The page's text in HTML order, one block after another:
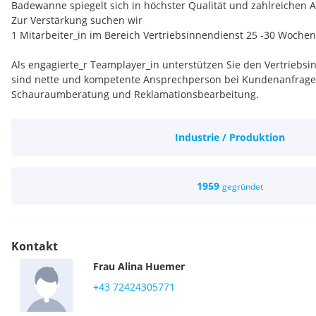
Badewanne spiegelt sich in höchster Qualität und zahlreichen
Zur Verstärkung suchen wir
1 Mitarbeiter_in im Bereich Vertriebsinnendienst 25 -30
Als engagierte_r Teamplayer_in unterstützen Sie den
sind nette und kompetente Ansprechperson bei
Schauraumberatung und Reklamationsbearbeitung.
- Sie verfügen über eine abgeschlossene Ausbildung sowie
Wir erwarten Einsatzbereitschaft, Kommunikationsstärke sowie
Für diese abwechlsungsreiche Position bieten wir ein
(auf Basis Vollzeit), je nach Erfahrung und Qualifikation auch
Wir freuen uns auf Ihre Bewerbungsunterlagen mit Foto.
Industrie / Produktion
1959 gegründet
Kontakt
Frau Alina Huemer
+43 72424305771